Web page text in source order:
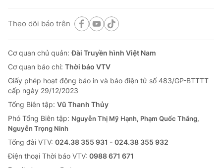
Theo dõi báo trên
Cơ quan chủ quản:Đài Truyền hình Việt Nam
Cơ quan báo chí: Thời báo VTV
Giấy phép hoạt động báo in và báo điện tử số 483/GP-BTTTT
cấp ngày 29/12/2023
Tổng Biên tập: Vũ Thanh Thủy
Phó Tổng Biên tập: Nguyễn Thị Mỹ Hạnh, Phạm Quốc Thắng,
Nguyễn Trọng Ninh
Tổng đài VTV: 024.38 355 931 - 024.38 355 932
Ðiện thoại Thời báo VTV: 0988 671 671